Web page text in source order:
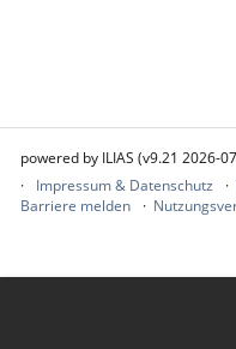
powered by ILIAS (v9.21 2026-
Impressum & Datenschutz
Barriere melden